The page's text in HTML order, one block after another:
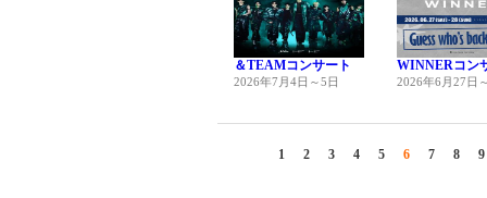
＆TEAMコンサート
2026年7月4日～5日
WINNERコン
2026年6月27日
1 2 3 4 5 6 7 8 9